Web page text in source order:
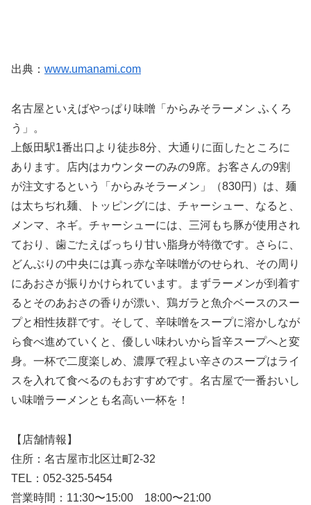
出典： www.umanami.com
名古屋といえばやっぱり味噌「からみそラーメン ふくろ
う」。
上飯田駅1番出口より徒歩8分、大通りに面したところに
あります。店内はカウンターのみの9席。お客さんの9割
が注文するという「からみそラーメン」（830円）は、麺
は太ちぢれ麺、トッピングには、チャーシュー、なると、
メンマ、ネギ。チャーシューには、三河もち豚が使用され
ており、歯ごたえばっちり甘い脂身が特徴です。さらに、
どんぶりの中央には真っ赤な辛味噌がのせられ、その周り
にあおさが振りかけられています。まずラーメンが到着す
るとそのあおさの香りが漂い、鶏ガラと魚介ベースのスー
プと相性抜群です。そして、辛味噌をスープに溶かしなが
ら食べ進めていくと、優しい味わいから旨辛スープへと変
身。一杯で二度楽しめ、濃厚で程よい辛さのスープはライ
スを入れて食べるのもおすすめです。名古屋で一番おいし
い味噌ラーメンとも名高い一杯を！
【店舗情報】
住所：名古屋市北区辻町2-32
TEL：052-325-5454
営業時間：11:30〜15:00 18:00〜21:00